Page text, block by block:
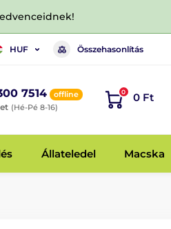
HUF Összehasonlítás
7514 offline
(Hé-Pé 8-16)
0 0 Ft
Állateledel Macska